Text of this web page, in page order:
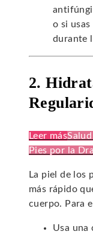
o si
durante
2.
Leer más
Pies por la
La piel de los
más rápido
cuerpo. Para
Usa una